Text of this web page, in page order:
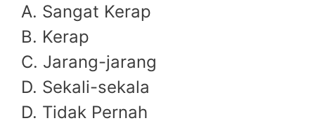
A. Sangat Kerap
B. Kerap
C. Jarang-jarang
D. Sekali-sekala
D. Tidak Pernah